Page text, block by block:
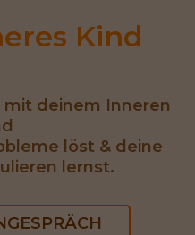
deinem Inneren
löst & deine
lernst.